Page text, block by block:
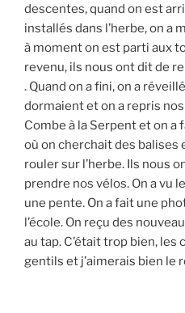
descentes, quand on est
installés dans l’herbe, on a
à moment on est parti aux
revenu, ils nous ont dit de
. Quand on a fini, on a
dormaient et on a repris nos
Combe à la Serpent et on
où on cherchait des balises
rouler sur l’herbe. Ils nous
prendre nos vélos. On a vu
une pente. On a fait une
l’école. On reçu des
au tap. C’était trop bien,
gentils et j’aimerais bien le